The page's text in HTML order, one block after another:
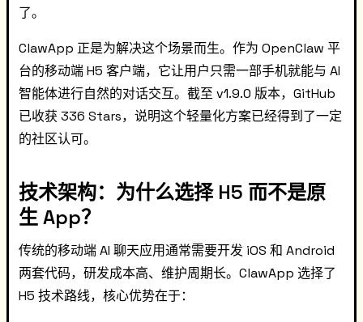
了。
ClawApp 正是为解决这个场景而生。作为 OpenClaw 平
台的移动端 H5 客户端，它让用户只需一部手机就能与 AI
智能体进行自然的对话交互。截至 v1.9.0 版本，GitHub
已收获 336 Stars，说明这个轻量化方案已经得到了一定
的社区认可。
技术架构：为什么选择 H5 而不是原
生 App？
传统的移动端 AI 聊天应用通常需要开发 iOS 和 Android
两套代码，研发成本高、维护周期长。ClawApp 选择了
H5 技术路线，核心优势在于：